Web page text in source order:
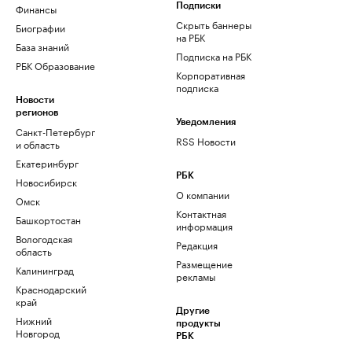
Финансы
Биографии
База знаний
РБК Образование
Новости
регионов
Санкт-Петербург
и область
Екатеринбург
Новосибирск
Омск
Башкортостан
Вологодская
область
Калининград
Краснодарский
край
Нижний
Новгород
Подписки
Скрыть баннеры
на РБК
Подписка на РБК
Корпоративная
подписка
Уведомления
RSS Новости
РБК
О компании
Контактная
информация
Редакция
Размещение
рекламы
Другие
продукты
РБК